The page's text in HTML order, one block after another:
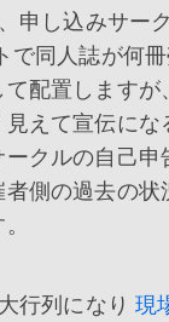
申し込みサー
で同人誌が何
配置しますが
えて宣伝にな
クルの自己申
側の過去の状
行列になり現